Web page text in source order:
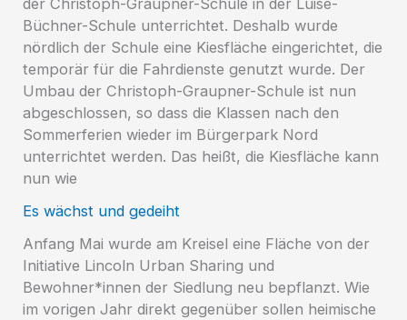
Büchner-Schule unterrichtet. Deshalb wurde
nördlich der Schule eine Kiesfläche eingerichtet, die
temporär für die Fahrdienste genutzt wurde. Der
Umbau der Christoph-Graupner-Schule ist nun
abgeschlossen, so dass die Klassen nach den
Sommerferien wieder im Bürgerpark Nord
unterrichtet werden. Das heißt, die Kiesfläche kann
nun wie
Es wächst und gedeiht
Anfang Mai wurde am Kreisel eine Fläche von der
Initiative Lincoln Urban Sharing und
Bewohner*innen der Siedlung neu bepflanzt. Wie
im vorigen Jahr direkt gegenüber sollen heimische